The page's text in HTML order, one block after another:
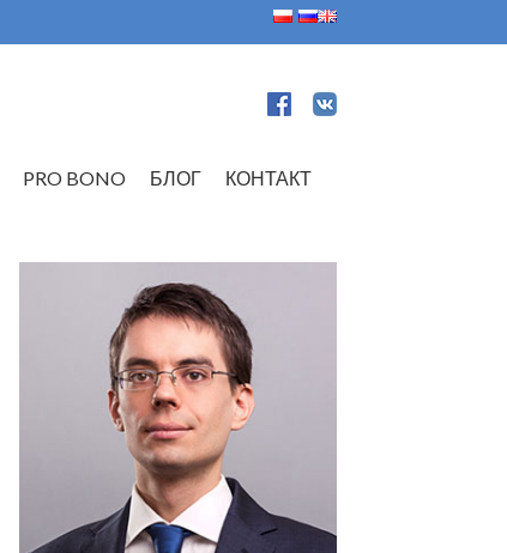
PRO BONO БЛОГ КОНТАКТ